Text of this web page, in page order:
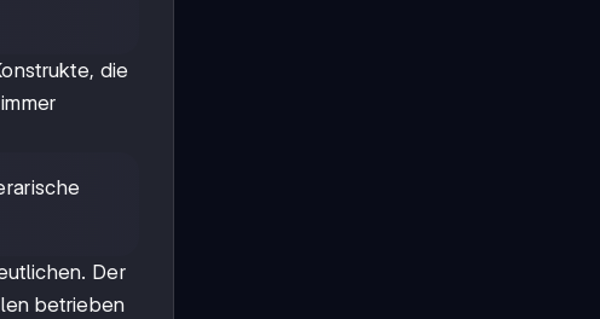
die
Der
betrieben